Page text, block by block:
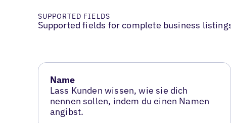
SUPPORTED FIELDS
Supported fields for complete business
Name
Lass Kunden wissen, wie sie dich
nennen sollen, indem du einen Namen
angibst.